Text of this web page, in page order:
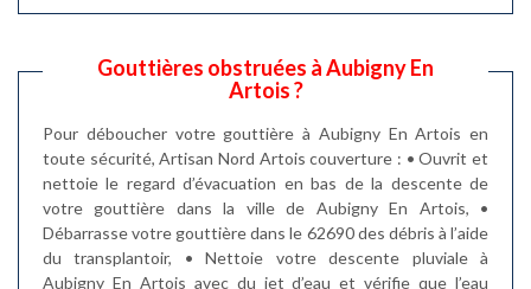
Gouttières obstruées à Aubigny En
Artois ?
Pour déboucher votre gouttière à Aubigny En Artois en
toute sécurité, Artisan Nord Artois couverture : • Ouvrit et
nettoie le regard d’évacuation en bas de la descente de
votre gouttière dans la ville de Aubigny En Artois, •
Débarrasse votre gouttière dans le 62690 des débris à l’aide
du transplantoir, • Nettoie votre descente pluviale à
Aubigny En Artois avec du jet d’eau et vérifie que l’eau